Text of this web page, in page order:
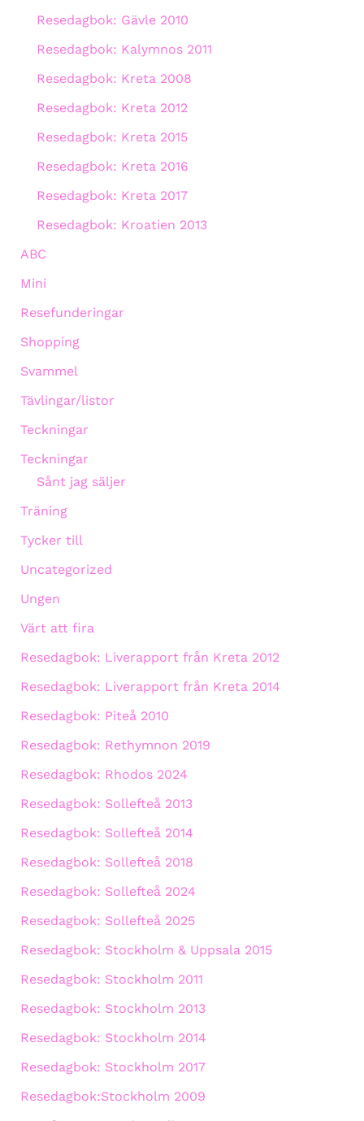
Resedagbok: Gävle 2010
Resedagbok: Kalymnos 2011
Resedagbok: Kreta 2008
Resedagbok: Kreta 2012
Resedagbok: Kreta 2015
Resedagbok: Kreta 2016
Resedagbok: Kreta 2017
Resedagbok: Kroatien 2013
ABC
Mini
Resefunderingar
Shopping
Svammel
Tävlingar/listor
Teckningar
Teckningar
Sånt jag säljer
Träning
Tycker till
Uncategorized
Ungen
Värt att fira
Resedagbok: Liverapport från Kreta 2012
Resedagbok: Liverapport från Kreta 2014
Resedagbok: Piteå 2010
Resedagbok: Rethymnon 2019
Resedagbok: Rhodos 2024
Resedagbok: Sollefteå 2013
Resedagbok: Sollefteå 2014
Resedagbok: Sollefteå 2018
Resedagbok: Sollefteå 2024
Resedagbok: Sollefteå 2025
Resedagbok: Stockholm & Uppsala 2015
Resedagbok: Stockholm 2011
Resedagbok: Stockholm 2013
Resedagbok: Stockholm 2014
Resedagbok: Stockholm 2017
Resedagbok:Stockholm 2009